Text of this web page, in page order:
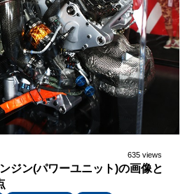
635 views
ジン(パワーユニット)の画像と